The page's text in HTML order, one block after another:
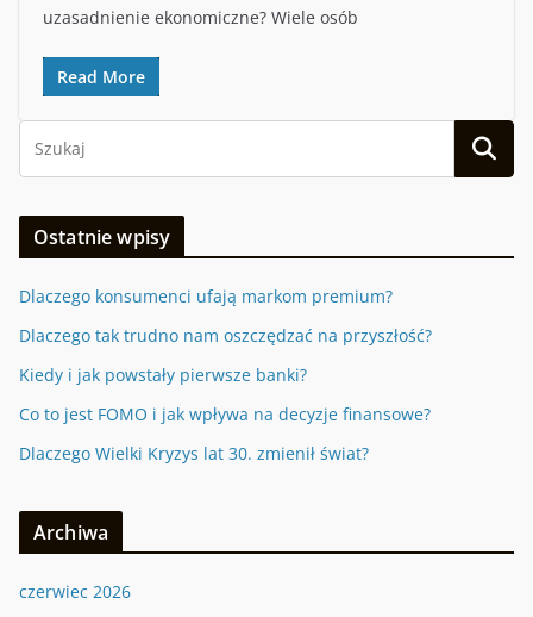
uzasadnienie ekonomiczne? Wiele osób
Read More
Ostatnie wpisy
Dlaczego konsumenci ufają markom premium?
Dlaczego tak trudno nam oszczędzać na przyszłość?
Kiedy i jak powstały pierwsze banki?
Co to jest FOMO i jak wpływa na decyzje finansowe?
Dlaczego Wielki Kryzys lat 30. zmienił świat?
Archiwa
czerwiec 2026